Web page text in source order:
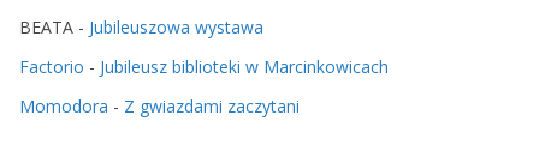
BEATA - Jubileuszowa wystawa
Factorio - Jubileusz biblioteki w Marcinkowicach
Momodora - Z gwiazdami zaczytani